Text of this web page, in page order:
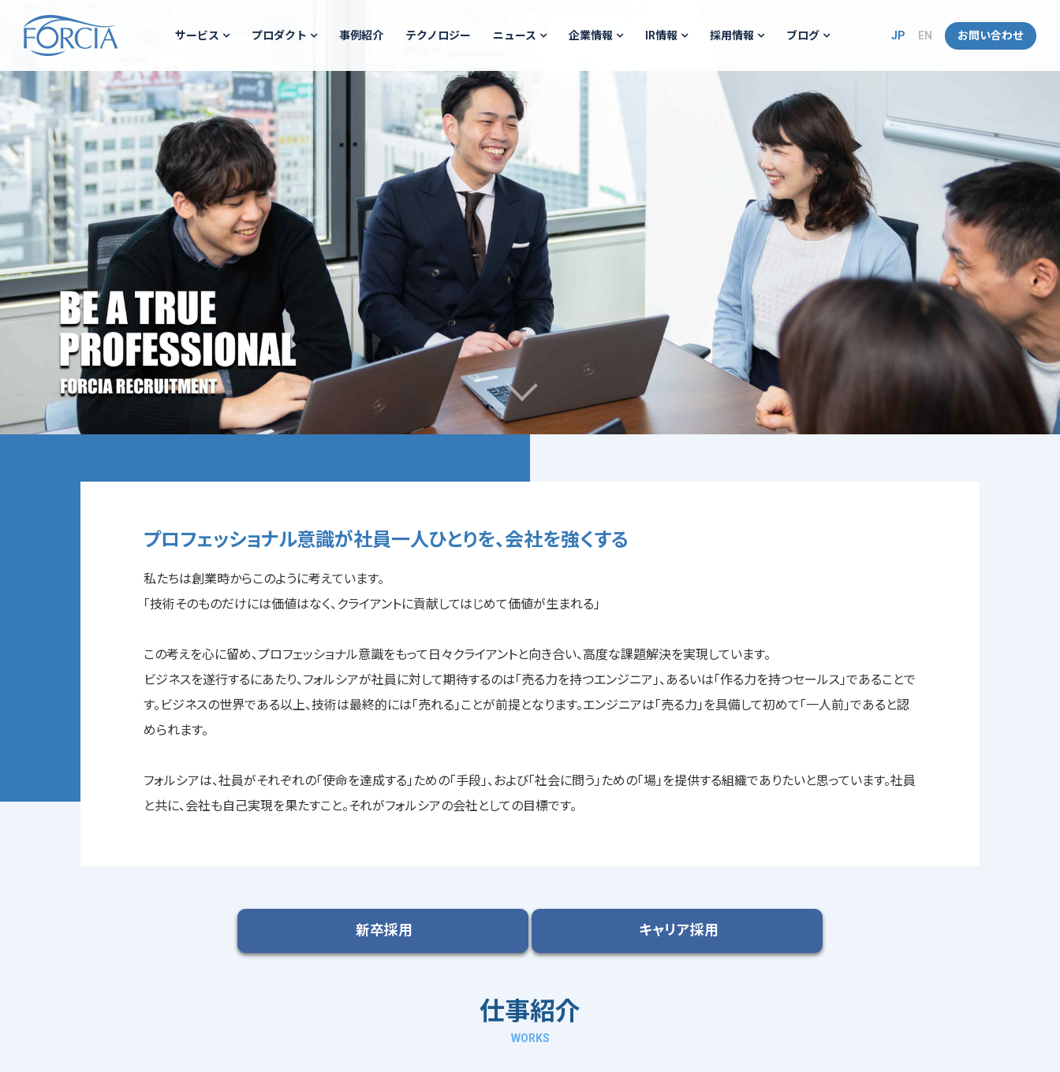
サービス プロダクト 事例紹介 テクノロジー ニュース 企業情報 IR情報 採用情報 ブログ JP EN お問い合わせ
プロフェッショナル意識が社員一人ひとりを、会社を強くする
私たちは創業時からこのように考えています。
「技術そのものだけには価値はなく、クライアントに貢献してはじめて価値が生まれる」
この考えを心に留め、プロフェッショナル意識をもって日々クライアントと向き合い、高度な課題解決を実現しています。
ビジネスを遂行するにあたり、フォルシアが社員に対して期待するのは「売る力を持つエンジニア」、あるいは「作る力を持つセールス」であることで
す。ビジネスの世界である以上、技術は最終的には「売れる」ことが前提となります。エンジニアは「売る力」を具備して初めて「一人前」であると認
められます。
フォルシアは、社員がそれぞれの「使命を達成する」ための「手段」、および「社会に問う」ための「場」を提供する組織でありたいと思っています。社員
と共に、会社も自己実現を果たすこと。それがフォルシアの会社としての目標です。
新卒採用 キャリア採用
仕事紹介
WORKS